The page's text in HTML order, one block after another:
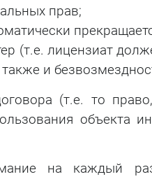
прав;
(т.е. лицензиат
и
(т.е. то
объекта
на каждый